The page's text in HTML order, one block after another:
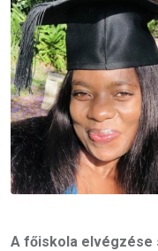
A főiskola elvégzése